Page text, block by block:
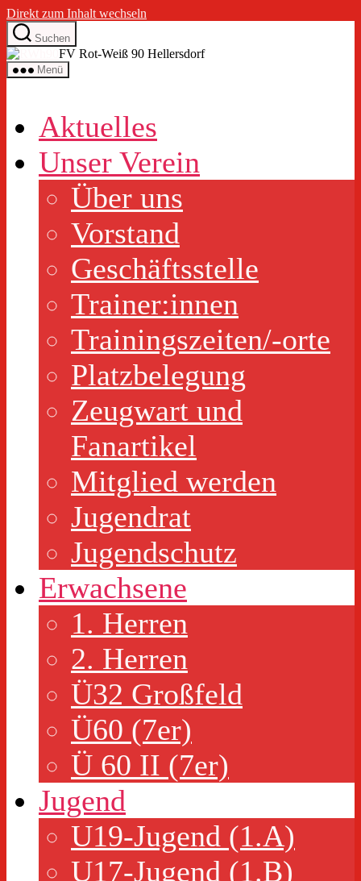
Direkt zum Inhalt wechseln
Suchen
FV Rot-Weiß 90 Hellersdorf
Menü
Aktuelles
Unser Verein
Über uns
Vorstand
Geschäftsstelle
Trainer:innen
Trainingszeiten/-orte
Platzbelegung
Zeugwart und
Fanartikel
Mitglied werden
Jugendrat
Jugendschutz
Erwachsene
1. Herren
2. Herren
Ü32 Großfeld
Ü60 (7er)
Ü 60 II (7er)
Jugend
U19-Jugend (1.A)
U17-Jugend (1.B)